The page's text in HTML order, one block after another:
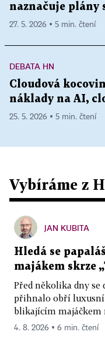
naznačuje plány
27. 5. 2026 ▪ 5 min. čtení
DEBATA HN
Cloudová
náklady na AI,
25. 5. 2026 ▪ 5 min. čtení
Vybíráme z
JAN KUBITA
Hledá se
majákem skrze
Před několika dny se
přihnalo obří luxusní
blikajícím majáčkem
4. 8. 2026 ▪ 6 min. čtení